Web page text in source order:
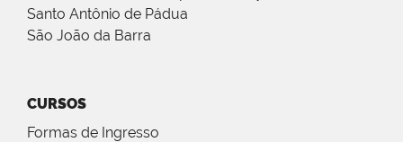
Santo Antônio de Pádua
São João da Barra
CURSOS
Formas de Ingresso